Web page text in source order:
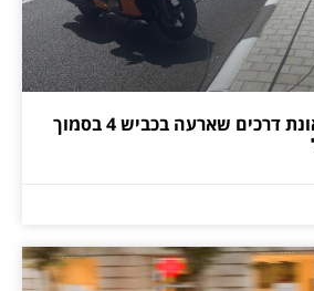
שני פצועים קל בתאונת דרכים שארעה בכביש 4 בסמוך